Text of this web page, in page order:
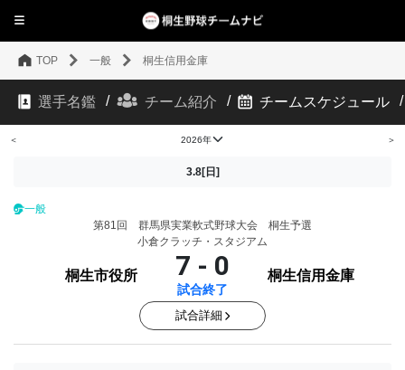
TOP 一般 桐生信用金庫
選手名鑑 チーム紹介 チームスケジュール
＜ ＞
3.8[日]
一般
第81回 群馬県実業軟式野球大会 桐生予選
小倉クラッチ・スタジアム
桐生市役所 7 - 0
試合終了
桐生信用金庫
試合詳細